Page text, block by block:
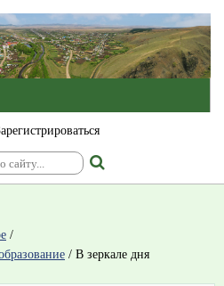
/
/ В зеркале дня